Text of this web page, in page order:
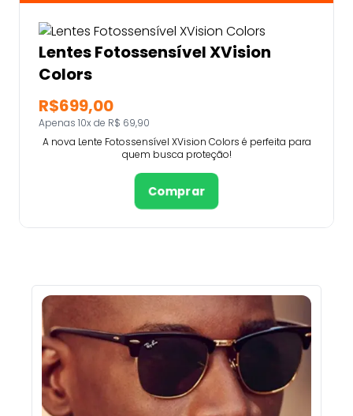
Lentes Fotossensível XVision
Colors
R$699,00
Apenas 10x de R$ 69,90
A nova Lente Fotossensível XVision Colors é perfeita para
quem busca proteção!
Comprar